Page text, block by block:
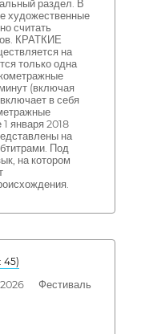
раздел. В
художественные
считать
КРАТКИЕ
на
только одна
(включая
в себя
января 2018
на
Под
на котором
45)
2026 Фестиваль